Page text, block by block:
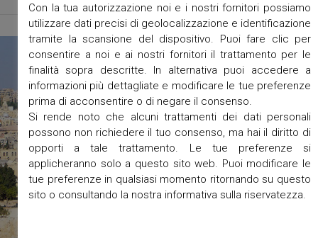
Con la tua autorizzazione noi e i nostri fornitori possiamo
utilizzare dati precisi di geolocalizzazione e identificazione
tramite la scansione del dispositivo. Puoi fare clic per
consentire a noi e ai nostri fornitori il trattamento per le
finalità sopra descritte. In alternativa puoi accedere a
informazioni più dettagliate e modificare le tue preferenze
prima di acconsentire o di negare il consenso.
Si rende noto che alcuni trattamenti dei dati personali
possono non richiedere il tuo consenso, ma hai il diritto di
opporti a tale trattamento. Le tue preferenze si
applicheranno solo a questo sito web. Puoi modificare le
tue preferenze in qualsiasi momento ritornando su questo
sito o consultando la nostra informativa sulla riservatezza.